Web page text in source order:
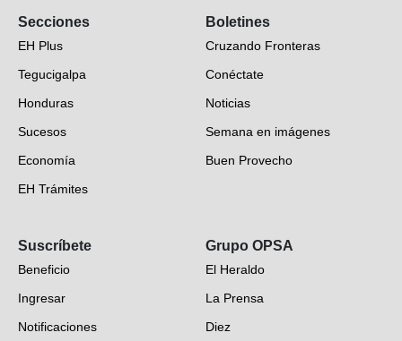
Secciones
EH Plus
Tegucigalpa
Honduras
Sucesos
Economía
EH Trámites
EH Verifica
Fotogalerías
Deportes
Videos
Boletines
Cruzando Fronteras
Conéctate
Noticias
Semana en imágenes
Buen Provecho
Suscríbete
Beneficio
Ingresar
Notificaciones
Grupo OPSA
El Heraldo
La Prensa
Diez